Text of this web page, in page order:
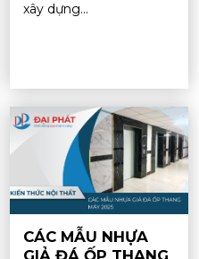
xây dựng...
CÁC MẪU NHỰA